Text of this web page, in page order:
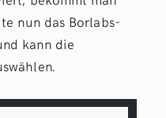
nun das Borlabs-
kann die